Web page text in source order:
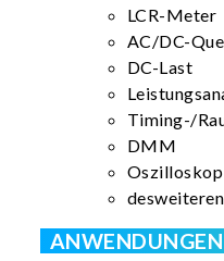
LCR-Meter
AC/DC-
DC-Last
Timing-/
DMM
Oszilloskop
ANWENDUNGEN